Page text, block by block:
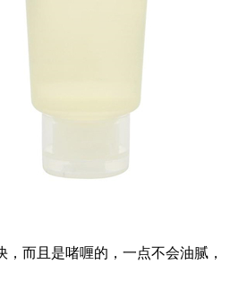
，而且是啫喱的，一点不会油腻，